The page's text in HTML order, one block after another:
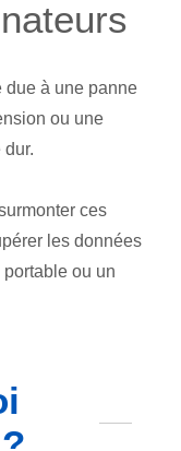
due à une panne
ou une
ces
les données
ou un